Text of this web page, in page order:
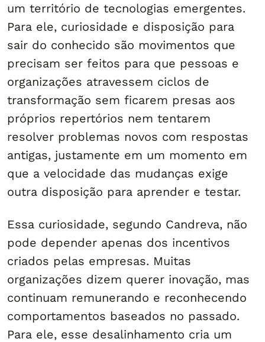
um território de tecnologias emergentes.
Para ele, curiosidade e disposição para
sair do conhecido são movimentos que
precisam ser feitos para que pessoas e
organizações atravessem ciclos de
transformação sem ficarem presas aos
próprios repertórios nem tentarem
resolver problemas novos com respostas
antigas, justamente em um momento em
que a velocidade das mudanças exige
outra disposição para aprender e testar.
Essa curiosidade, segundo Candreva, não
pode depender apenas dos incentivos
criados pelas empresas. Muitas
organizações dizem querer inovação, mas
continuam remunerando e reconhecendo
comportamentos baseados no passado.
Para ele, esse desalinhamento cria um